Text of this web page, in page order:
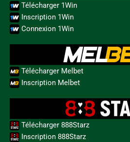
Télécharger 1Win
Inscription 1Win
Connexion 1Win
Télécharger Melbet
Inscription Melbet
Télécharger 888Starz
Inscription 888Starz